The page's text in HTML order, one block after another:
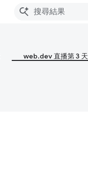
web.dev 直播第 3 天